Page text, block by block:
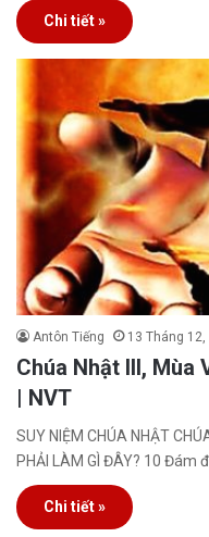
Chi tiết »
Antôn Tiếng 13 Tháng
Chúa Nhật III, Mùa
| NVT
SUY NIỆM CHÚA NHẬT
PHẢI LÀM GÌ ĐÂY? 10 Đám
Chi tiết »